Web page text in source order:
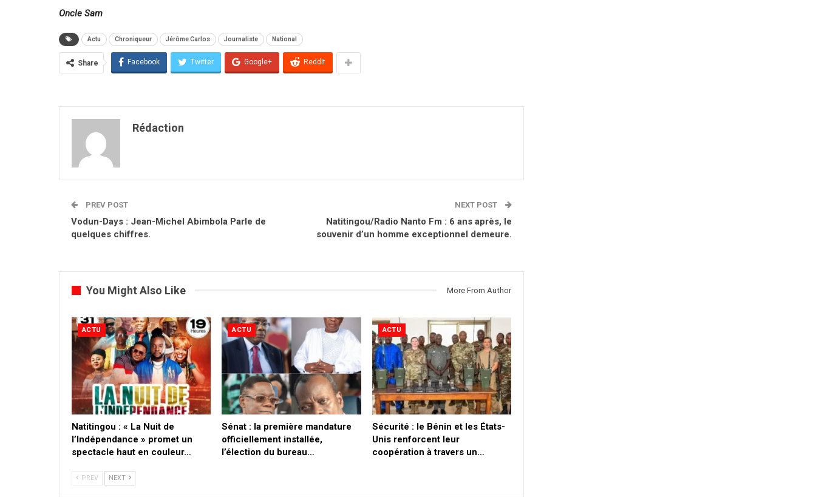
Oncle Sam
Actu Chroniqueur Jérôme Carlos Journaliste National
Share Facebook Twitter Google+ ReddIt
Rédaction
PREV POST
Vodun-Days : Jean-Michel Abimbola Parle de
quelques chiffres.
NEXT POST
Natitingou/Radio Nanto Fm : 6 ans après, le
souvenir d’un homme exceptionnel demeure.
You Might Also Like More From Author
ACTU
​Natitingou : « La Nuit de
l’Indépendance » promet un
spectacle haut en couleur…
ACTU
Sénat : la première mandature
officiellement installée,
l’élection du bureau…
ACTU
Sécurité : le Bénin et les États-
Unis renforcent leur
coopération à travers un…
PREV NEXT